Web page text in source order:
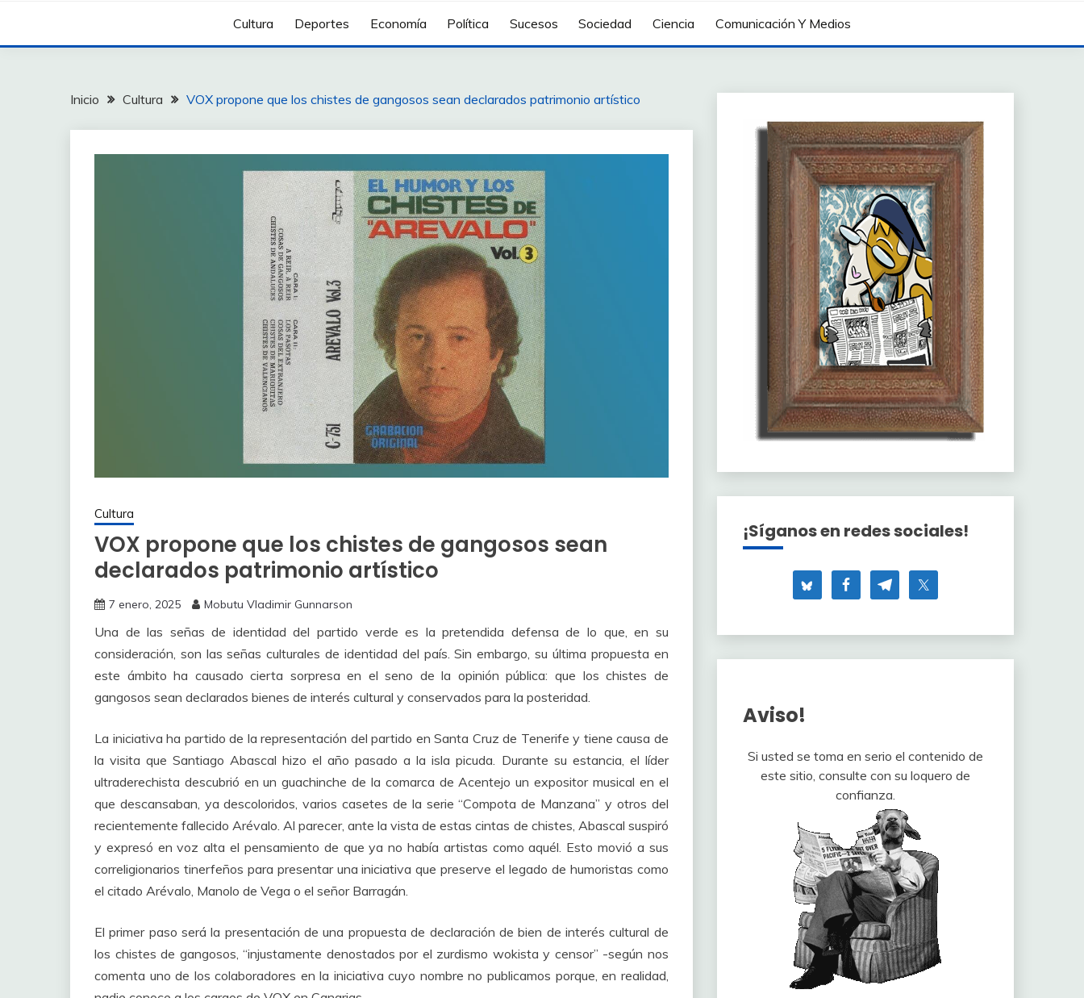
Cultura Deportes Economía Política Sucesos Sociedad Ciencia Comunicación Y Medios
Inicio Cultura VOX propone que los chistes de gangosos sean declarados patrimonio artístico
Cultura
VOX propone que los chistes de gangosos sean
declarados patrimonio artístico
7 enero, 2025 Mobutu Vladimir Gunnarson
Una de las señas de identidad del partido verde es la pretendida defensa de lo que, en su
consideración, son las señas culturales de identidad del país. Sin embargo, su última propuesta en
este ámbito ha causado cierta sorpresa en el seno de la opinión pública: que los chistes de
gangosos sean declarados bienes de interés cultural y conservados para la posteridad.
La iniciativa ha partido de la representación del partido en Santa Cruz de Tenerife y tiene causa de
la visita que Santiago Abascal hizo el año pasado a la isla picuda. Durante su estancia, el líder
ultraderechista descubrió en un guachinche de la comarca de Acentejo un expositor musical en el
que descansaban, ya descoloridos, varios casetes de la serie “Compota de Manzana” y otros del
recientemente fallecido Arévalo. Al parecer, ante la vista de estas cintas de chistes, Abascal suspiró
y expresó en voz alta el pensamiento de que ya no había artistas como aquél. Esto movió a sus
correligionarios tinerfeños para presentar una iniciativa que preserve el legado de humoristas como
el citado Arévalo, Manolo de Vega o el señor Barragán.
El primer paso será la presentación de una propuesta de declaración de bien de interés cultural de
los chistes de gangosos, “injustamente denostados por el zurdismo wokista y censor” -según nos
comenta uno de los colaboradores en la iniciativa cuyo nombre no publicamos porque, en realidad,
¡Síganos en redes sociales!
Aviso!
Si usted se toma en serio el contenido de
este sitio, consulte con su loquero de
confianza.